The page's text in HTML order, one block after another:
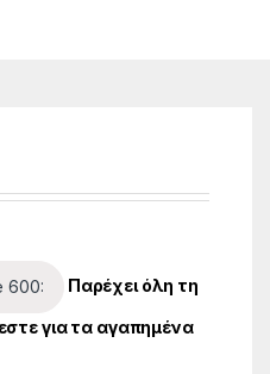
600: Παρέχει όλη τη
για τα αγαπημένα